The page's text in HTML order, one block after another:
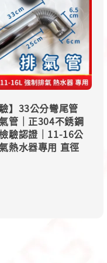
】33公分彎尾管
管｜正304不銹鋼
驗認證｜11-16公
熱水器專用 直徑